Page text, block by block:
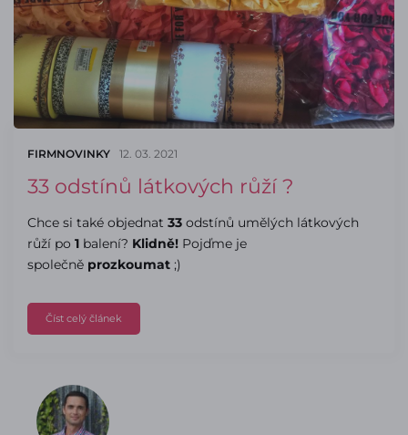
FIRMNOVINKY 12. 03. 2021
33 odstínů látkových růží ?
Chce si také objednat 33 odstínů umělých látkových
růží po 1 balení? Klidně! Pojďme je
společně prozkoumat ;)
Číst celý článek